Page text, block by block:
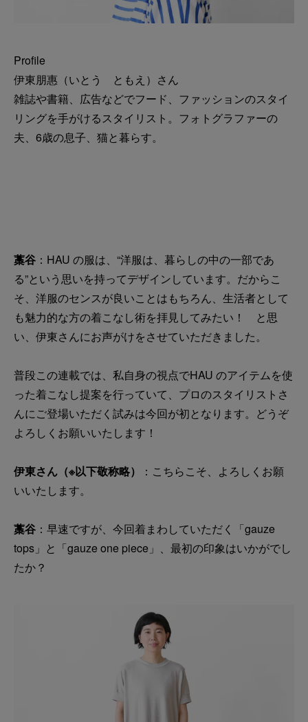
Profile
伊東朋惠（いとう ともえ）さん
雑誌や書籍、広告などでフード、ファッションのスタイ
リングを手がけるスタイリスト。フォトグラファーの
夫、6歳の息子、猫と暮らす。
藁谷 ：HAU の服は、“洋服は、暮らしの中の一部であ
る”という思いを持ってデザインしています。だからこ
そ、洋服のセンスが良いことはもちろん、生活者として
も魅力的な方の着こなし術を拝見してみたい！ と思
い、伊東さんにお声がけをさせていただきました。
普段この連載では、私自身の視点でHAU のアイテムを使
った着こなし提案を行っていて、プロのスタイリストさ
んにご登場いただく試みは今回が初となります。どうぞ
よろしくお願いいたします！
伊東さん（※以下敬称略）
：こちらこそ、よろしくお願
いいたします。
藁谷 ：早速ですが、今回着まわしていただく「gauze
tops」と「gauze one piece」、最初の印象はいかがでし
たか？